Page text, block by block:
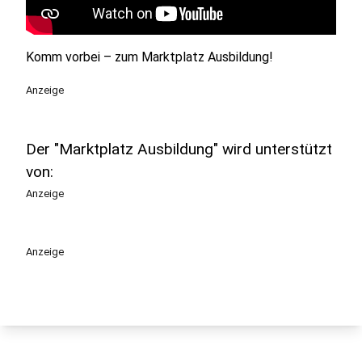
Komm vorbei – zum Marktplatz Ausbildung!
Anzeige
Der "Marktplatz Ausbildung" wird unterstützt
von:
Anzeige
Anzeige